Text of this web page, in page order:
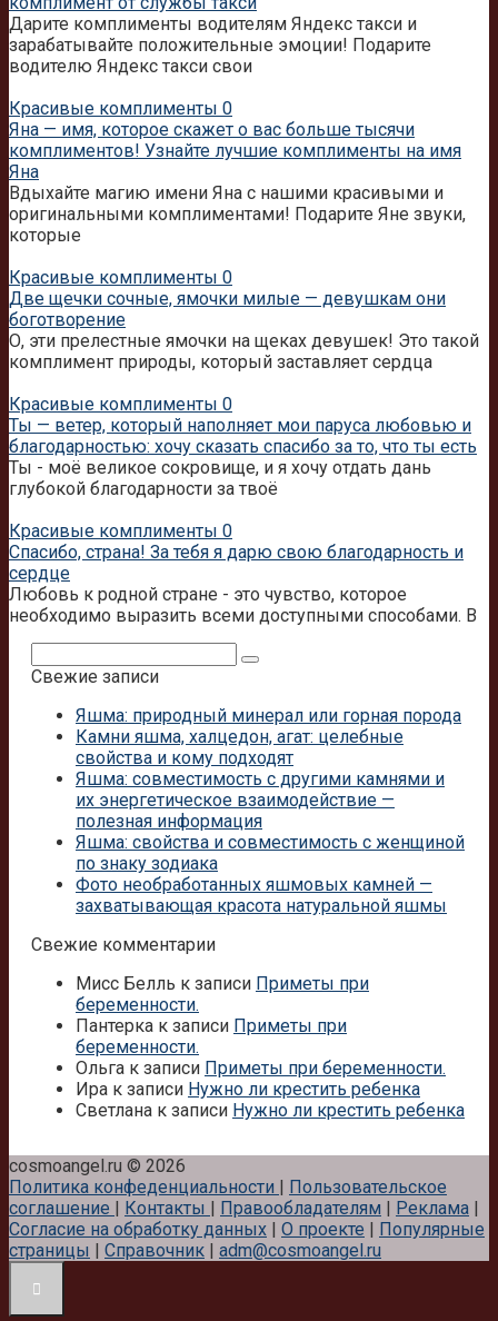
Дарите комплименты водителям Яндекс такси и
зарабатывайте положительные эмоции! Подарите
водителю Яндекс такси свои
Красивые комплименты 0
Яна — имя, которое скажет о вас больше тысячи
комплиментов! Узнайте лучшие комплименты на имя
Яна
Вдыхайте магию имени Яна с нашими красивыми и
оригинальными комплиментами! Подарите Яне звуки,
которые
Красивые комплименты 0
Две щечки сочные, ямочки милые — девушкам они
боготворение
О, эти прелестные ямочки на щеках девушек! Это такой
комплимент природы, который заставляет сердца
Красивые комплименты 0
Ты — ветер, который наполняет мои паруса любовью и
благодарностью: хочу сказать спасибо за то, что ты есть
Ты - моё великое сокровище, и я хочу отдать дань
глубокой благодарности за твоё
Красивые комплименты 0
Спасибо, страна! За тебя я дарю свою благодарность и
сердце
Любовь к родной стране - это чувство, которое
необходимо выразить всеми доступными способами. В
Свежие записи
Яшма: природный минерал или горная порода
Камни яшма, халцедон, агат: целебные
свойства и кому подходят
Яшма: совместимость с другими камнями и
их энергетическое взаимодействие —
полезная информация
Яшма: свойства и совместимость с женщиной
по знаку зодиака
Фото необработанных яшмовых камней —
захватывающая красота натуральной яшмы
Свежие комментарии
Мисс Белль к записи Приметы при
беременности.
Пантерка к записи Приметы при
беременности.
Ольга к записи Приметы при беременности.
Ира к записи Нужно ли крестить ребенка
Светлана к записи Нужно ли крестить ребенка
cosmoangel.ru © 2026
Политика конфеденциальности | Пользовательское
соглашение | Контакты | Правообладателям | Реклама |
Согласие на обработку данных | О проекте | Популярные
страницы | Справочник | adm@cosmoangel.ru